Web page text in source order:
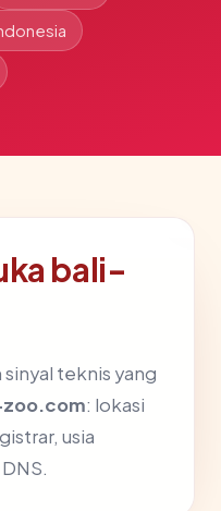
bali-
teknis yang
: lokasi
usia